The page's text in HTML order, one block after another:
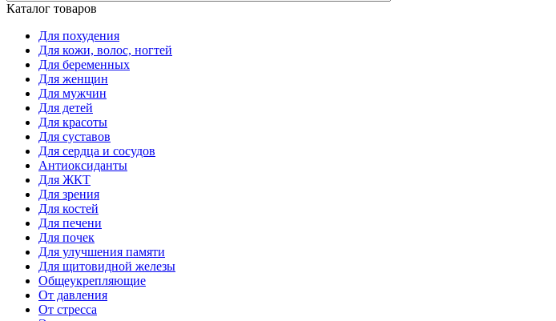
Каталог товаров
Для похудения
Для кожи, волос, ногтей
Для беременных
Для женщин
Для мужчин
Для детей
Для красоты
Для суставов
Для сердца и сосудов
Антиоксиданты
Для ЖКТ
Для зрения
Для костей
Для печени
Для почек
Для улучшения памяти
Для щитовидной железы
Общеукрепляющие
От давления
От стресса